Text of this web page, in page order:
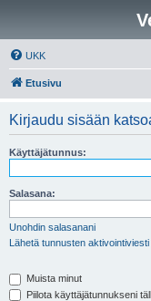
UKK
Etusivu
Kirjaudu sisään
Käyttäjätunnus:
Salasana:
Unohdin salasanani
Lähetä tunnusten
Muista minut
Piilota käyttäjätunnukseni